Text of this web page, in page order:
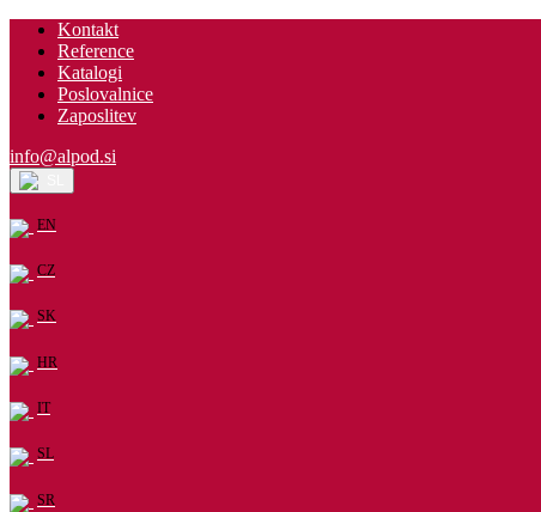
Kontakt
Reference
Katalogi
Poslovalnice
Zaposlitev
info@alpod.si
EN
CZ
SK
HR
IT
SL
SR